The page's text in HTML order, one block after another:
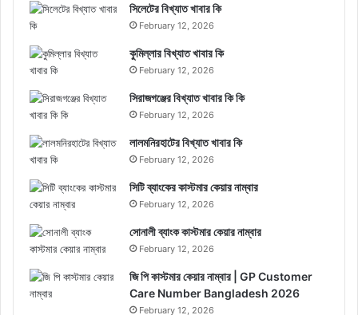
সিলেটের বিখ্যাত খাবার কি
February 12, 2026
কুমিল্লার বিখ্যাত খাবার কি
February 12, 2026
সিরাজগঞ্জের বিখ্যাত খাবার কি কি
February 12, 2026
লালমনিরহাটের বিখ্যাত খাবার কি
February 12, 2026
সিটি ব্যাংকের কাস্টমার কেয়ার নাম্বার
February 12, 2026
সোনালী ব্যাংক কাস্টমার কেয়ার নাম্বার
February 12, 2026
জি পি কাস্টমার কেয়ার নাম্বার | GP Customer
Care Number Bangladesh 2026
February 12, 2026